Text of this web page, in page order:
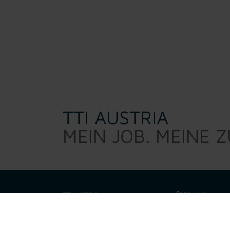
TTI AUSTRIA
MEIN JOB. MEINE
TTI AUSTRIA ÜBER UNS